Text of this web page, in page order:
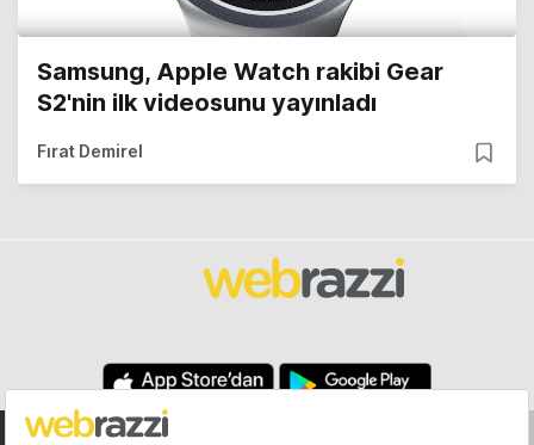
Samsung, Apple Watch rakibi Gear
S2'nin ilk videosunu yayınladı
Fırat Demirel